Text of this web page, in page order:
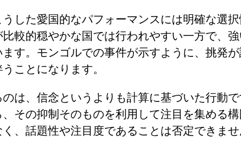
した愛国的なパフォーマンスには明確な選
較的穏やかな国では行われやすい一方で、
す。モンゴルでの事件が示すように、挑発が
ことになります。
は、信念というよりも計算に基づいた行動
その抑制そのものを利用して注目を集める
、話題性や注目度であることは否定できませ